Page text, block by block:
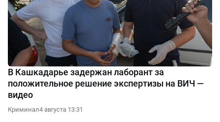
В Кашкадарье задержан лаборант за
положительное решение экспертизы на ВИЧ —
видео
Криминал4 августа 13:31